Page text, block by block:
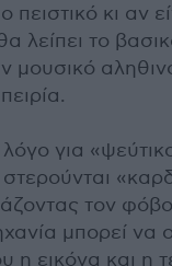
πειστικό κι αν
λείπει το
μουσικό
για
τον φόβο
μπορεί να
η εικόνα και η